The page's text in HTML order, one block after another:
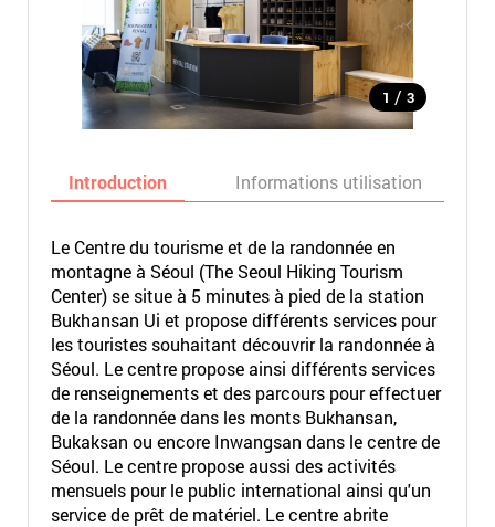
1 / 3
Introduction Informations utilisation
Le Centre du tourisme et de la randonnée en
montagne à Séoul (The Seoul Hiking Tourism
Center) se situe à 5 minutes à pied de la station
Bukhansan Ui et propose différents services pour
les touristes souhaitant découvrir la randonnée à
Séoul. Le centre propose ainsi différents services
de renseignements et des parcours pour effectuer
de la randonnée dans les monts Bukhansan,
Bukaksan ou encore Inwangsan dans le centre de
Séoul. Le centre propose aussi des activités
mensuels pour le public international ainsi qu'un
service de prêt de matériel. Le centre abrite